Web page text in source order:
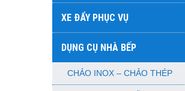
XE ĐẨY PHỤC VỤ
DỤNG CỤ NHÀ BẾP
CHẢO INOX – CHẢO THÉP